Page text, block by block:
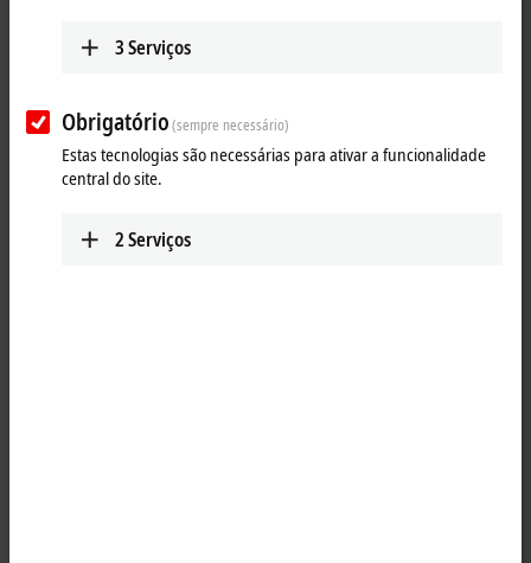
3Serviços
Obrigatório(sempre necessário)
Estas tecnologias são necessárias para ativar a funcionalidade
central do site.
2Serviços